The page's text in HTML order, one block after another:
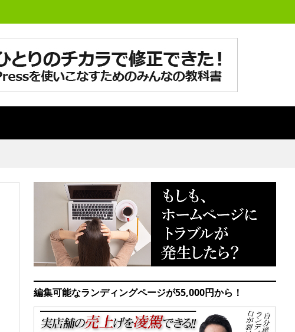
編集可能なランディングページが55,000円から！